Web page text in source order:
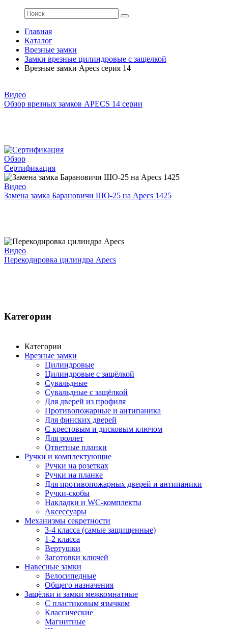
Главная
Каталог
Врезные замки
Замки врезные цилиндровые с защелкой
Врезные замки Apecs серия 14
Видео
Обзор врезных замков APECS 14 серии
Обзор
Сертификация
Видео
Замена замка Барановичи ШО-25 на Apecs 1425
Видео
Перекодировка цилиндра Apecs
Категории
Категории
Врезные замки
Цилиндровые
Цилиндровые с защёлкой
Сувальдные
Сувальдные с защёлкой
Для дверей из профиля
Противопожарные и антипаника
Для финских дверей
С крестовым и дисковым ключом
Для роллет
Ответные планки
Ручки и комплектующие
Ручки на розетках
Ручки на планке
Для противопожарных дверей и антипаники
Ручки-скобы
Накладки и WC-комплекты
Аксессуары
Механизмы секретности
3-4 класса (самые защищенные)
1-2 класса
Вертушки
Заготовки ключей
Навесные замки
Велосипедные
Общего назначения
Защёлки и замки межкомнатные
С пластиковым язычком
Классические
Магнитные